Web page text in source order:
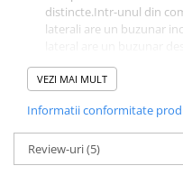
distincte.Intr-unul din
laterali are un buzunar
Exterior fata:doua
fermoar
Rucsacul are dimensiuni
sau caiet format A4
Dimensiuni:L=30
Produs lucrat manual in
VEZI MAI MULT
Informatii conformitate
Review-uri(5)